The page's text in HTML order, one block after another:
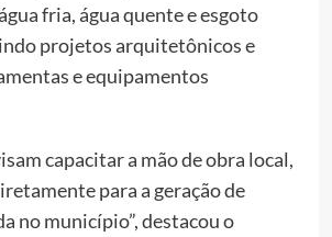
fria, água quente e esgoto
projetos arquitetônicos e
e equipamentos
capacitar a mão de obra local,
para a geração de
no município”, destacou o